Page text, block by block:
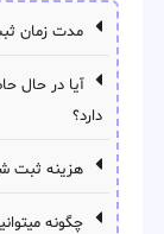
مدت زمان
آیا در حال
دارد؟
هزینه ثبت
چگونه